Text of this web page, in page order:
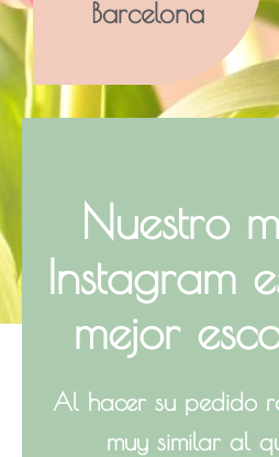
Barcelona
Nuestro
Instagram
mejor
Al hacer su pedido
muy similar al